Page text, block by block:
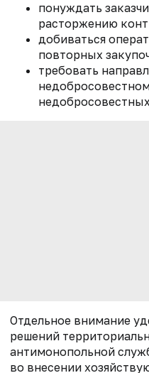
понуждать
расторжению
добиваться
повторных
требовать
Отдельное внимание
решений
антимонопольной
во внесении